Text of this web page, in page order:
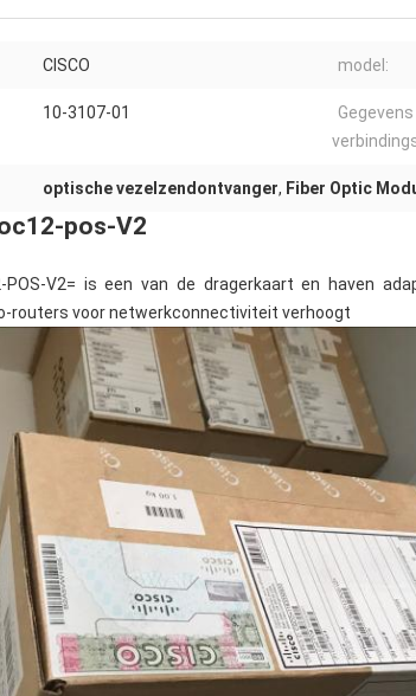
CISCO model:
10-3107-01
Gegevens
optische vezelzendontvanger, Fiber Optic
pos-V2
POS-V2= is een van de dragerkaart en haven
routers voor netwerkconnectiviteit verhoogt